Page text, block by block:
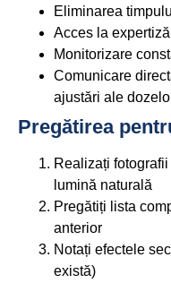
Eliminarea
Acces la
Monitorizare
Comunicare
ajustări ale
Pregătirea
Realizați
lumină naturală
Pregătiți lista
anterior
Notați efectele
există)